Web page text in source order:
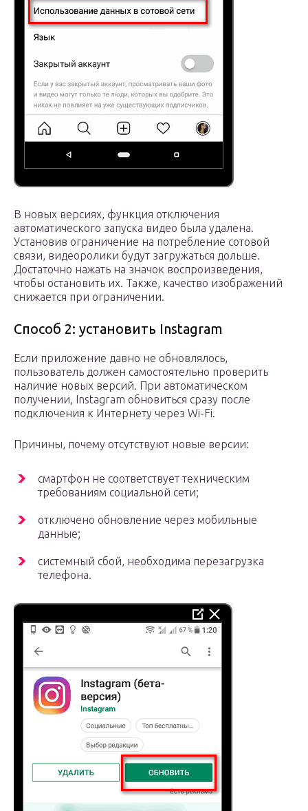
В новых версиях, функция отключения
автоматического запуска видео была удалена.
Установив ограничение на потребление сотовой
связи, видеоролики будут загружаться дольше.
Достаточно нажать на значок воспроизведения,
чтобы остановить их. Также, качество изображений
снижается при ограничении.
Способ 2: установить Instagram
Если приложение давно не обновлялось,
пользователь должен самостоятельно проверить
наличие новых версий. При автоматическом
получении, Instagram обновиться сразу после
подключения к Интернету через Wi-Fi.
Причины, почему отсутствуют новые версии:
смартфон не соответствует техническим
требованиям социальной сети;
отключено обновление через мобильные
данные;
системный сбой, необходима перезагрузка
телефона.